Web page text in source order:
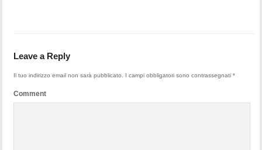
Leave a Reply
Il tuo indirizzo email non sarà pubblicato. I campi obbligatori sono contrassegnati*
Comment